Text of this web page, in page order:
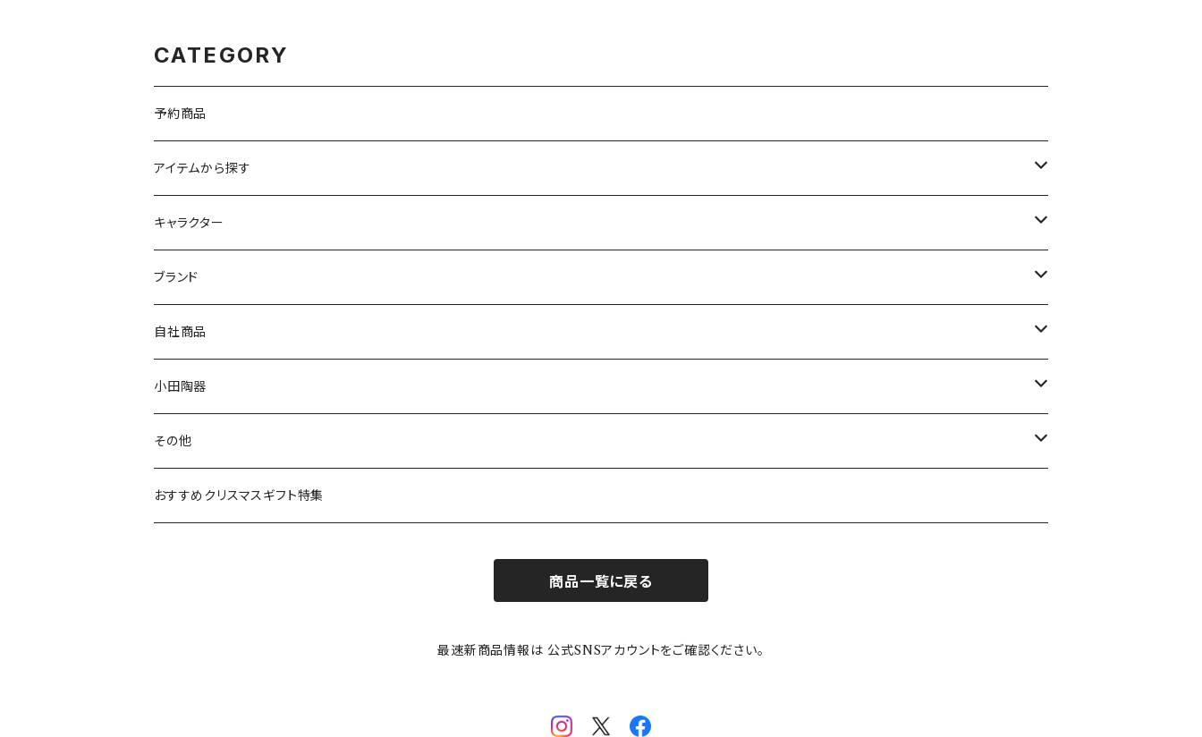
CATEGORY
予約商品
アイテムから探す
九谷焼
マグ＆カップ
プレート
ボウル
ガラスウェア
カトラリー
キャラクター
ムーミン
80th記念アイテム
リトルミイの日記念アイテム
MOOMIN ANIMATION
スヌーピー
ピーターラビット
ポケットモンスター
ブランド
LA AMYS(エミーズ)
LISA LARSON(リサラーソン)
LAURA ASHLEY(ローラ アシュレイ)
Finlayson(フィンレイソン)
自社商品
ねこ企画
Cecera(セセラ)
CELEC(セレック)
小田陶器
さざなみ
吉祥
その他
リサイクル食器
おすすめクリスマスギフト特集
商品一覧に戻る
最速新商品情報は 公式SNSアカウントをご確認ください。